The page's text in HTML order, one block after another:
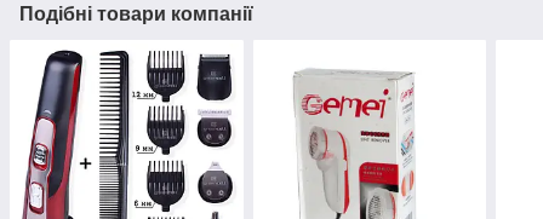
Подібні товари компанії